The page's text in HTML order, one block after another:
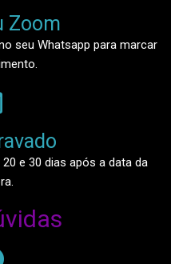
Zoom​
seu Whatsapp para marcar
e 30 dias após a data da